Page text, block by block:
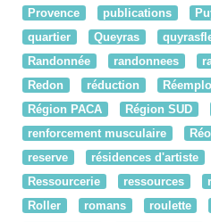
Provence
publications
quartier
Queyras
Randonnée
randonnees
Redon
réduction
Région PACA
Région SUD
renforcement musculaire
reserve
résidences d'artiste
Ressourcerie
ressources
Roller
romans roulette